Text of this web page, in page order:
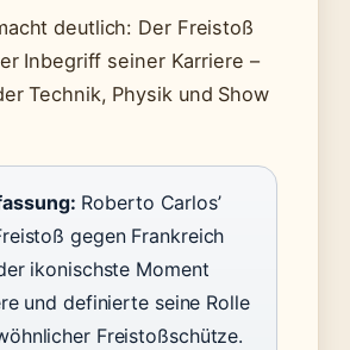
deutlich: Der Freistoß
Inbegriff seiner Karriere –
Technik, Physik und Show
Roberto Carlos’
gegen Frankreich
ikonischste Moment
und definierte seine Rolle
Freistoßschütze.